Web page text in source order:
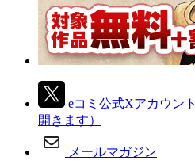
eコミ公式Xアカウント
開きます）
メールマガジン